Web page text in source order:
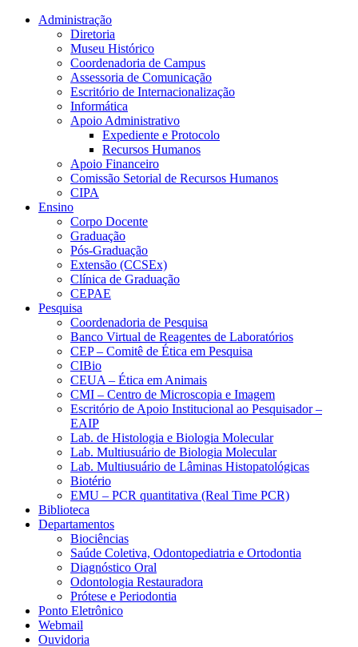
Conteúdo principal Menu principal
Administração
Diretoria
Museu Histórico
Coordenadoria de Campus
Assessoria de Comunicação
Escritório de Internacionalização
Informática
Apoio Administrativo
Expediente e Protocolo
Recursos Humanos
Apoio Financeiro
Comissão Setorial de Recursos Humanos
CIPA
Ensino
Corpo Docente
Graduação
Pós-Graduação
Extensão (CCSEx)
Clínica de Graduação
CEPAE
Pesquisa
Coordenadoria de Pesquisa
Banco Virtual de Reagentes de Laboratórios
CEP – Comitê de Ética em Pesquisa
CIBio
CEUA – Ética em Animais
CMI – Centro de Microscopia e Imagem
Escritório de Apoio Institucional ao Pesquisador –
EAIP
Lab. de Histologia e Biologia Molecular
Lab. Multiusuário de Biologia Molecular
Lab. Multiusuário de Lâminas Histopatológicas
Biotério
EMU – PCR quantitativa (Real Time PCR)
Biblioteca
Departamentos
Biociências
Saúde Coletiva, Odontopediatria e Ortodontia
Diagnóstico Oral
Odontologia Restauradora
Prótese e Periodontia
Ponto Eletrônico
Webmail
Ouvidoria